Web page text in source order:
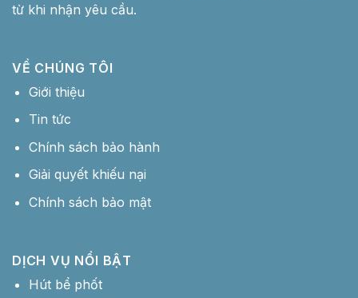
từ khi nhận yêu cầu.
VỀ CHÚNG TÔI
Giới thiệu
Tin tức
Chính sách bảo hành
Giải quyết khiếu nại
Chính sách bảo mật
DỊCH VỤ NỔI BẬT
Hút bể phốt